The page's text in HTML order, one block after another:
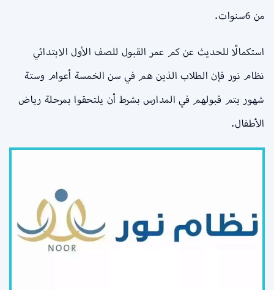
من 6سنوات.
استكمالًا للحديث عن كم عمر القبول للصف الأول الابتدائي
نظام نور فإن الطلاب الذين هم في سن الخمسة أعوام وستة
شهور يتم قبولهم في المدارس بشرط أن يلتحقوا بمرحلة رياض
الأطفال.